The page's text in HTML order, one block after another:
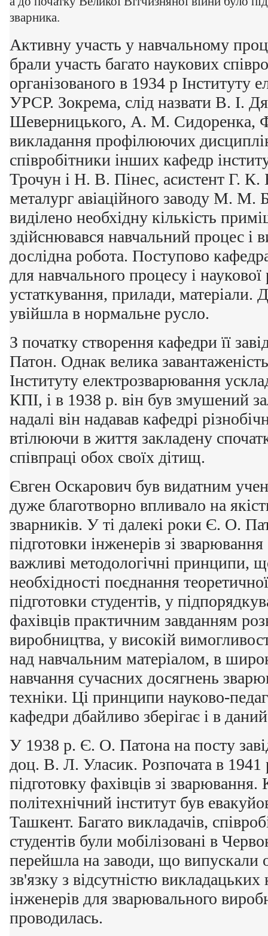
зварника.
Активну участь у навчальному
брали участь багато наукових
організованого в 1934 р Інституту
УРСР. Зокрема, слід назвати В. І.
Шеверницького, А. М. Сидоренка,
викладання профілюючих
співробітники інших кафедр
Трочун і Н. В. Пінес, асистент Г. К.
металург авіаційного заводу М. М.
виділено необхідну кількість
здійснювався навчальний процес і
дослідна робота. Поступово
для навчального процесу і
устаткування, прилади, матеріали.
увійшла в нормальне русло.
З початку створення кафедри її
Патон. Однак велика
Інституту електрозварювання
КПІ, і в 1938 р. він був змушений
надалі він надавав кафедрі
втілюючи в життя закладену
співпраці обох своїх дітищ.
Євген Оскарович був видатним
дуже благотворно впливало на
зварників. У ті далекі роки Є. О.
підготовки інженерів зі
важливі методологічні принципи,
необхідності поєднання
підготовки студентів, у
фахівців практичним завданням
виробництва, у високій
над навчальним матеріалом, в
навчання сучасних досягнень
техніки. Ці принципи науково-
кафедри дбайливо зберігає і в
У 1938 р. Є. О. Патона на посту
доц. В. Л. Уласик. Розпочата в 1941
підготовку фахівців зі зварювання.
політехнічний інститут був
Ташкент. Багато викладачів,
студентів були мобілізовані в
перейшла на заводи, що
зв'язку з відсутністю викладацьких
інженерів для зварювального
проводилась.